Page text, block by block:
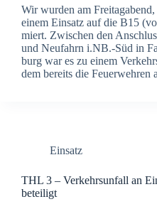
Wir wur­den am
einem Ein­satz auf die B15
miert. Zwi­schen den
und Neu­fahrn i.NB.-Süd in
burg war es zu einem
dem bereits die
Einsatz
THL 3 – Ver­kehrs­un­fall an
betei­ligt